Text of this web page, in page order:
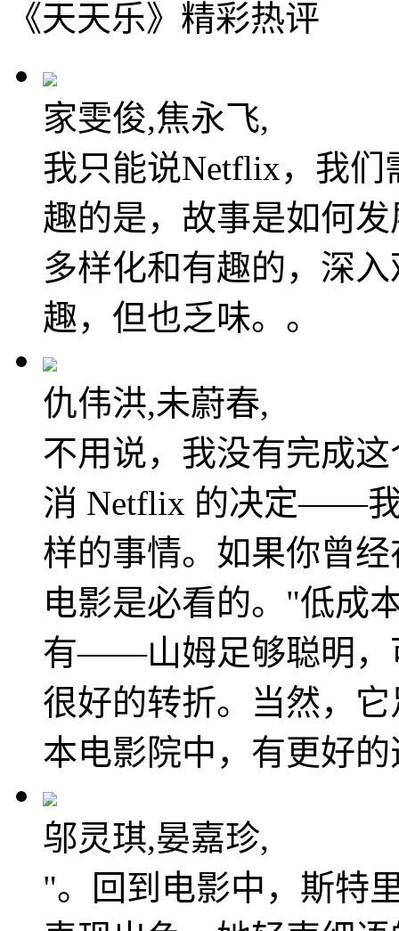
《天天乐》精彩热评
家雯俊,焦永飞,
我只能说Netflix，我
趣的是，故事是如何
多样化和有趣的，深
趣，但也乏味。。
仇伟洪,未蔚春,
不用说，我没有完成
消 Netflix 的决定——我
样的事情。如果你曾
电影是必看的。"低成
有——山姆足够聪明，
很好的转折。当然，
本电影院中，有更好
邬灵琪,晏嘉珍,
"。回到电影中，斯特